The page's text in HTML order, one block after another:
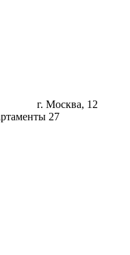
г. Москва, 12
27